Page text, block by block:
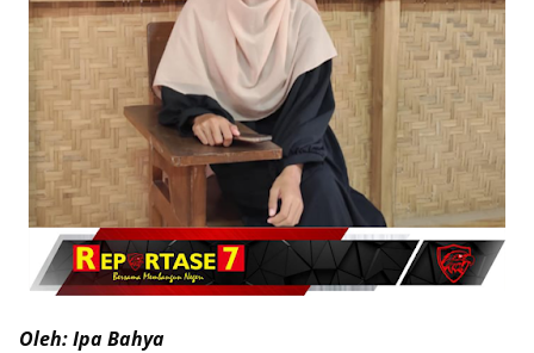
Oleh: Ipa Bahya